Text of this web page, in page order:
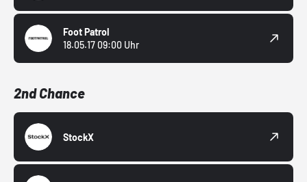
Foot Patrol
18.05.17 09:00 Uhr
2nd Chance
StockX